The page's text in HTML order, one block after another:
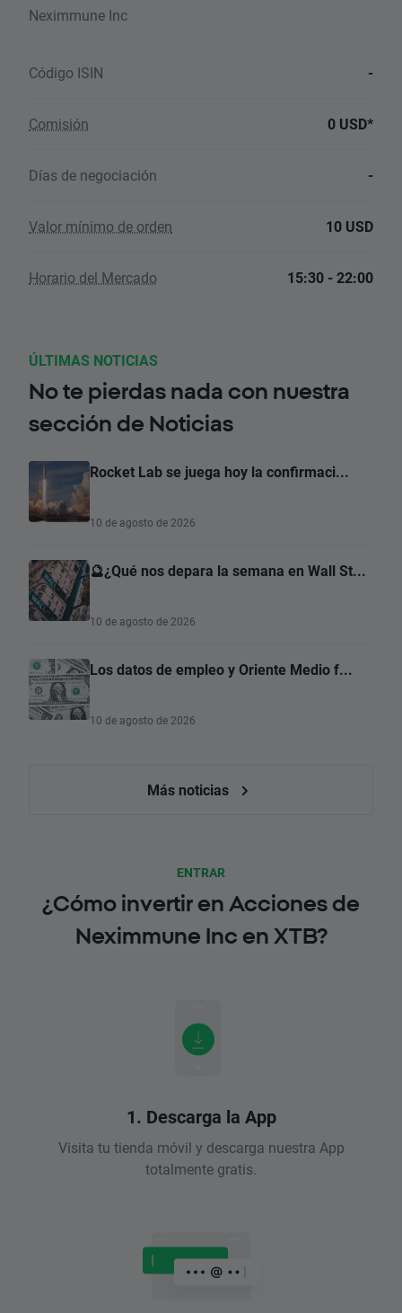
Neximmune Inc
Código ISIN -
Comisión 0 USD*
Días de negociación -
Valor mínimo de orden 10 USD
Horario del Mercado 15:30 - 22:00
ÚLTIMAS NOTICIAS
No te pierdas nada con nuestra
sección de Noticias
Rocket Lab se juega hoy la confirmaci...
10 de agosto de 2026
🔮¿Qué nos depara la semana en Wall St...
10 de agosto de 2026
Los datos de empleo y Oriente Medio f...
10 de agosto de 2026
Más noticias
ENTRAR
¿Cómo invertir en Acciones de
Neximmune Inc en XTB?
1. Descarga la App
Visita tu tienda móvil y descarga nuestra App
totalmente gratis.